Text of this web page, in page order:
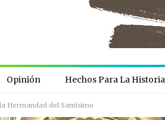
Opinión Hechos Para La Historia
Hermandad del Santísimo